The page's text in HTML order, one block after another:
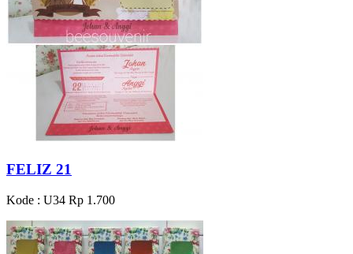
FELIZ 21
Kode : U34 Rp 1.700